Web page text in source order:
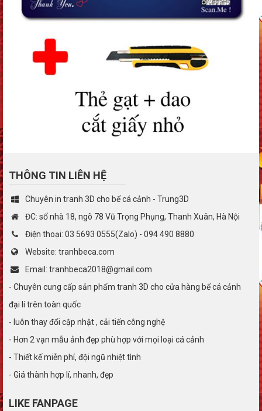
THÔNG TIN LIÊN HỆ
Chuyên in tranh 3D cho bể cá cảnh - Trung3D
ĐC: số nhà 18, ngõ 78 Vũ Trọng Phụng, Thanh Xuân, Hà Nội
Điện thoại: 03 5693 0555(Zalo) - 094 490 8880
Website: tranhbeca.com
Email: tranhbeca2018@gmail.com
- Chuyên cung cấp sản phẩm tranh 3D cho cửa hàng bể cá cảnh
đại lí trên toàn quốc
- luôn thay đổi cập nhật , cải tiến công nghệ
- Hơn 2 vạn mẫu ảnh đẹp phù hợp với mọi loại cá cảnh
- Thiết kế miễn phí, đội ngũ nhiệt tình
- Giá thành hợp lí, nhanh, đẹp
LIKE FANPAGE